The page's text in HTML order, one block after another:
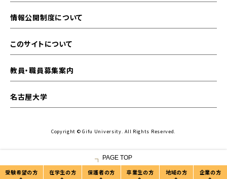
PAGE TOP
受験希望の方
在学生の方
保護者の方
卒業生の方
地域の方
企業の方
情報公開制度について
このサイトについて
教員・職員募集案内
名古屋大学
Copyright © Gifu University. All Rights Reserved.